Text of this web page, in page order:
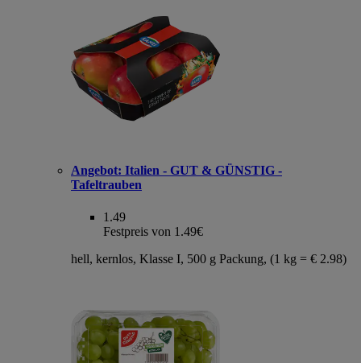
Angebot: Italien - GUT & GÜNSTIG -
Tafeltrauben
1.49
Festpreis von 1.49€
hell, kernlos, Klasse I, 500 g Packung, (1 kg = € 2.98)